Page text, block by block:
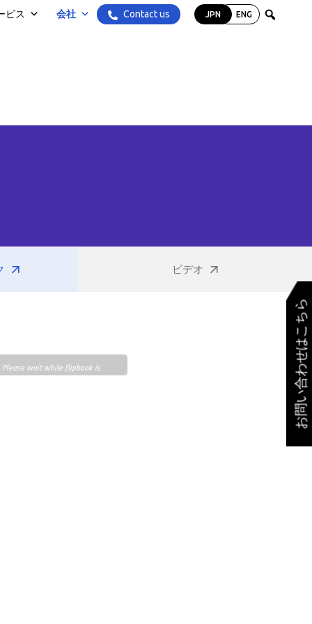
ビス 会社 Contact us JPN ENG
お問い合わせはこちら
ビデオ
Please wait while flipbook is